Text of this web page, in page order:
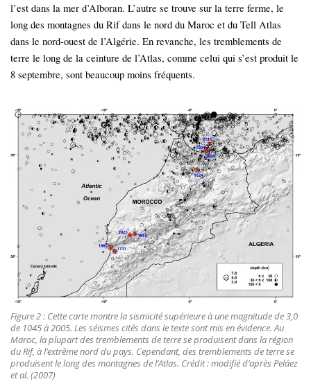
l’est dans la mer d’Alboran. L’autre se trouve sur la terre ferme, le
long des montagnes du Rif dans le nord du Maroc et du Tell Atlas
dans le nord-ouest de l’Algérie. En revanche, les tremblements de
terre le long de la ceinture de l’Atlas, comme celui qui s’est produit le
8 septembre, sont beaucoup moins fréquents.
Figure 2 : Cette carte montre la sismicité supérieure à une magnitude de 3,0
de 1045 à 2005. Les séismes cités dans le texte sont mis en évidence. Au
Maroc, la plupart des tremblements de terre se produisent dans la région
du Rif, à l’extrême nord du pays. Cependant, des tremblements de terre se
produisent le long des montagnes de l’Atlas. Crédit : modifié d’après Peláez
et al. (2007)